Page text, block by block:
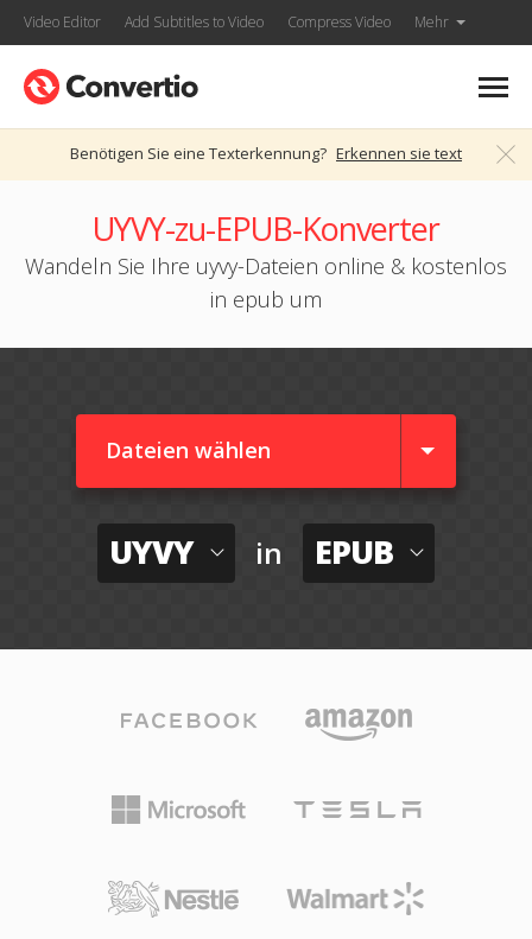
Video Editor Add Subtitles to Video Compress Video Mehr
Benötigen Sie eine Texterkennung? Erkennen sie text
UYVY-zu-EPUB-Konverter
Wandeln Sie Ihre uyvy-Dateien online & kostenlos
in epub um
Dateien wählen
UYVY in EPUB